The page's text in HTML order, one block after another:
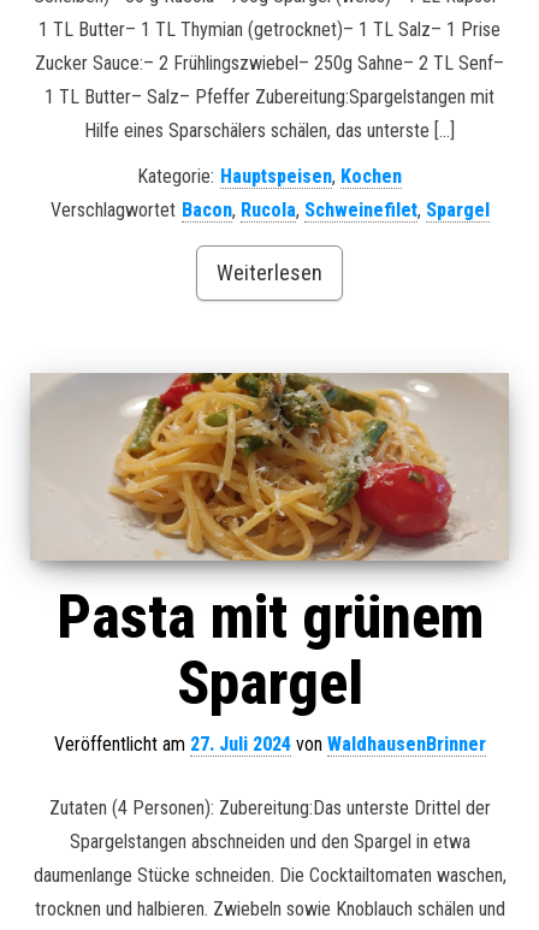
1 TL Butter– 1 TL Thymian (getrocknet)– 1 TL Salz– 1 Prise
Zucker Sauce:– 2 Frühlingszwiebel– 250g Sahne– 2 TL Senf–
1 TL Butter– Salz– Pfeffer Zubereitung:Spargelstangen mit
Hilfe eines Sparschälers schälen, das unterste […]
Kategorie: Hauptspeisen, Kochen
Verschlagwortet Bacon, Rucola, Schweinefilet, Spargel
Weiterlesen
Pasta mit grünem
Spargel
Veröffentlicht am 27. Juli 2024von WaldhausenBrinner
Zutaten (4 Personen): Zubereitung:Das unterste Drittel der
Spargelstangen abschneiden und den Spargel in etwa
daumenlange Stücke schneiden. Die Cocktailtomaten waschen,
trocknen und halbieren. Zwiebeln sowie Knoblauch schälen und